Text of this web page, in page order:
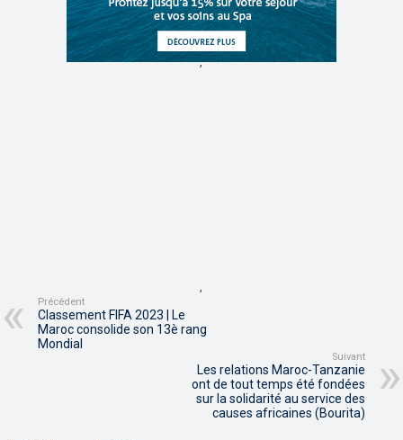
,
,
Précédent
Classement FIFA 2023 | Le
Maroc consolide son 13è rang
Mondial
Suivant
Les relations Maroc-Tanzanie
ont de tout temps été fondées
sur la solidarité au service des
causes africaines (Bourita)